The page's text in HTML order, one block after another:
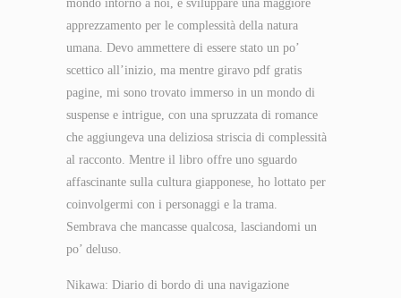
mondo intorno a noi, e sviluppare una maggiore
apprezzamento per le complessità della natura
umana. Devo ammettere di essere stato un po’
scettico all’inizio, ma mentre giravo pdf gratis
pagine, mi sono trovato immerso in un mondo di
suspense e intrigue, con una spruzzata di romance
che aggiungeva una deliziosa striscia di complessità
al racconto. Mentre il libro offre uno sguardo
affascinante sulla cultura giapponese, ho lottato per
coinvolgermi con i personaggi e la trama.
Sembrava che mancasse qualcosa, lasciandomi un
po’ deluso.
Nikawa: Diario di bordo di una navigazione